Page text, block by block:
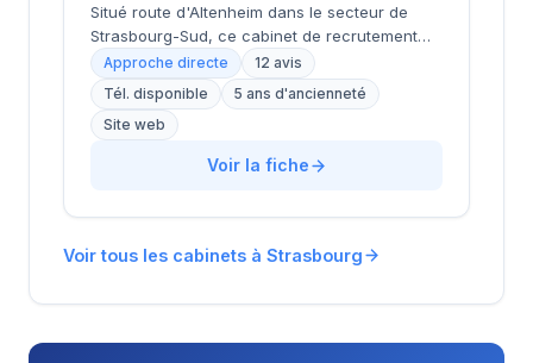
Situé route d'Altenheim dans le secteur de
Strasbourg-Sud, ce cabinet de recrutement
développe ses activités de conseil en
ressources humaines sous la direction de
BONNEAU. La structure affiche une excellente
réputation client avec une note maximale de 5
étoiles sur Google, reflétant la qualité de ses
prestations d'accompagnement professionnel.
recrutement adaptées aux besoins des
Approche directe
12 avis
Tél. disponible
5 ans d'ancienneté
Site web
Voir la fiche
Voir tous les cabinets à Strasbourg